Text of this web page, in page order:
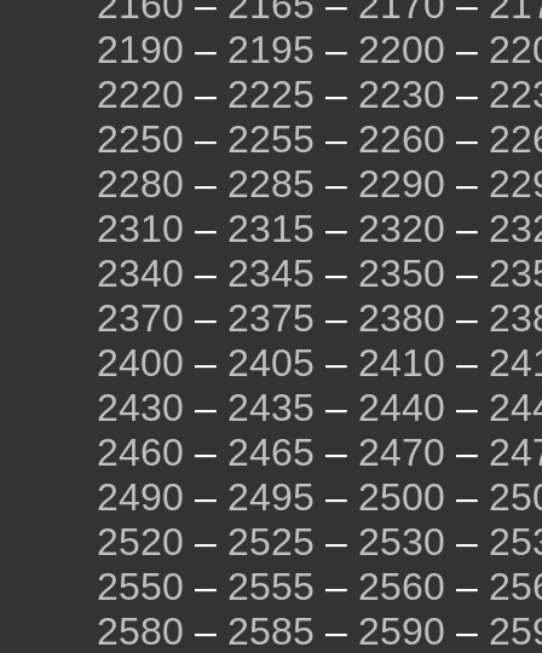
2190 – 2195 – 2200 –
2220 – 2225 – 2230 –
2250 – 2255 – 2260 –
2280 – 2285 – 2290 –
2310 – 2315 – 2320 –
2340 – 2345 – 2350 –
2370 – 2375 – 2380 –
2400 – 2405 – 2410 –
2430 – 2435 – 2440 –
2460 – 2465 – 2470 –
2490 – 2495 – 2500 –
2520 – 2525 – 2530 –
2550 – 2555 – 2560 –
2580 – 2585 – 2590 –